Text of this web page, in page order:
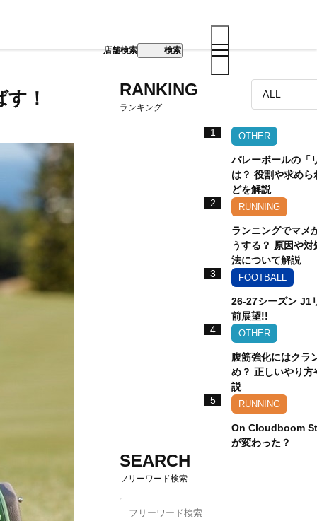
店舗検索 検索
！ RANKING
ランキング
1 OTHER
バレーボールの「
は？ 役割や求めら
どを解説
2
RUNNING
ランニングでマメ
うする？ 原因や対
法について解説
3
FOOTBALL
26-27シーズン J1
前展望!!
4
OTHER
腹筋強化にはクラ
め？ 正しいやり方
説
5
RUNNING
On Cloudboom
が変わった？
SEARCH
フリーワード検索